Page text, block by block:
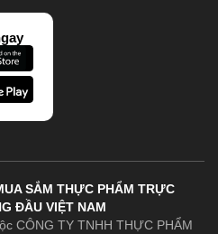
SẮM THỰC PHẨM TRỰC
ĐẦU VIỆT NAM
CÔNG TY TNHH THỰC PHẨM